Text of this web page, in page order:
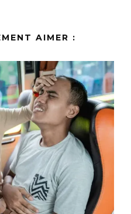
AIMER :